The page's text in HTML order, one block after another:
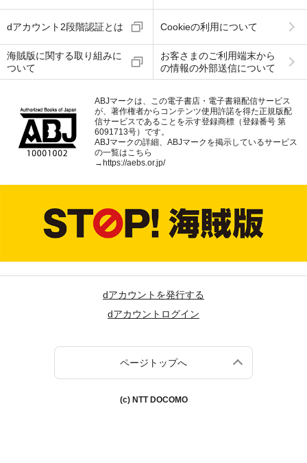
dアカウント2段階認証とは Cookieの利用について
海賊版に関する取り組みに
ついて
お客さまのご利用端末から
の情報の外部送信について
ABJマークは、この電子書店・電子書籍配信サービス
が、著作権者からコンテンツ使用許諾を得た正規版配
信サービスであることを示す登録商標（登録番号 第
6091713号）です。
ABJマークの詳細、ABJマークを掲示しているサービス
の一覧はこちら
→https://aebs.or.jp/
dアカウントを発行する
dアカウントログイン
ページトップへ
(c) NTT DOCOMO